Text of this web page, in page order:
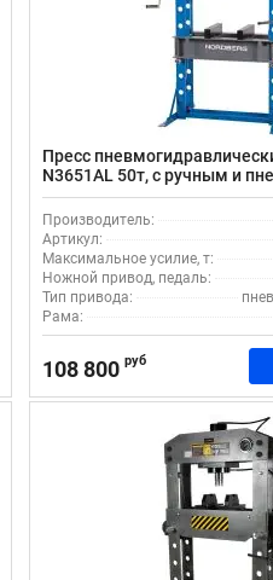
Пресс
N3651AL 50т, с ручным и
приводом, лебедкой
Производитель:
Артикул:
Максимальное усилие, т:
Ножной привод, педаль:
Тип привода:
Рама:
108 800 руб